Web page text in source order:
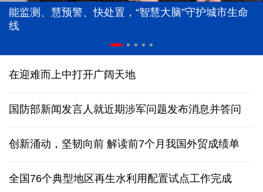
能监测、慧预警、快处置，“智慧大脑”守护城市生命
线
在迎难而上中打开广阔天地
国防部新闻发言人就近期涉军问题发布消息并答问
创新涌动，坚韧向前 解读前7个月我国外贸成绩单
全国76个典型地区再生水利用配置试点工作完成